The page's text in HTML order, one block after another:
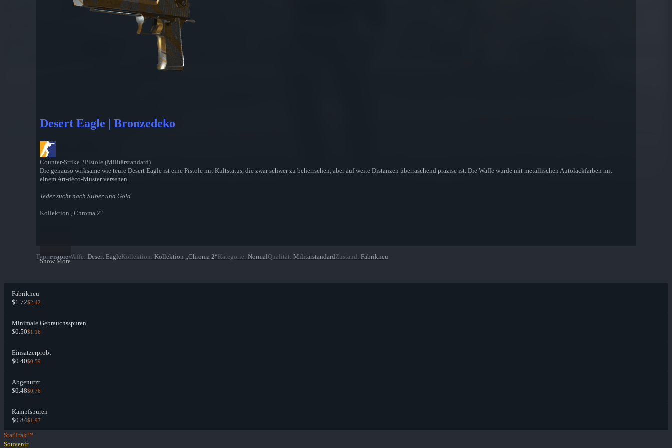
Desert Eagle | Bronzedeko
Counter-Strike 2Pistole (Militärstandard)
Die genauso wirksame wie teure Desert Eagle ist eine Pistole mit Kultstatus, die zwar schwer zu beherrschen, aber auf weite Distanzen überraschend präzise ist. Die Waffe wurde mit metallischen Autolackfarben mit
einem Art-déco-Muster versehen.
Jeder sucht nach Silber und Gold
Kollektion „Chroma 2“
Show More
Typ: PistoleWaffe: Desert EagleKollektion: Kollektion „Chroma 2“Kategorie: NormalQualität: MilitärstandardZustand: Fabrikneu
Fabrikneu
$1.72$2.42
Minimale Gebrauchsspuren
$0.50$1.16
Einsatzerprobt
$0.40$0.59
Abgenutzt
$0.48$0.76
Kampfspuren
$0.84$1.97
StatTrak™
Souvenir